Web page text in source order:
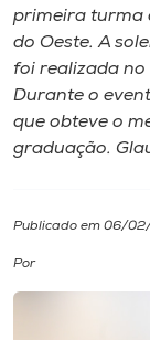
I.nova
Cultura
CPA
primeira turma
do Oeste. A
foi realizada no
Durante o
que obteve o
graduação.
Publicado em 06/
Por